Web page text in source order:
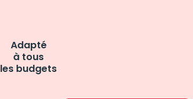
Adapté
à tous
les budgets